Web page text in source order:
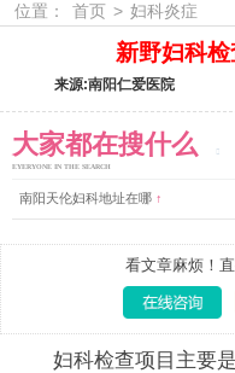
位置： 首页 > 妇科炎症
新野妇科
来源:南阳仁爱医院
大家都在搜什么
EYERYONE IN THE SEARCH
南阳天伦妇科地址在哪↑
看文章麻烦！
妇科检查项目主要是